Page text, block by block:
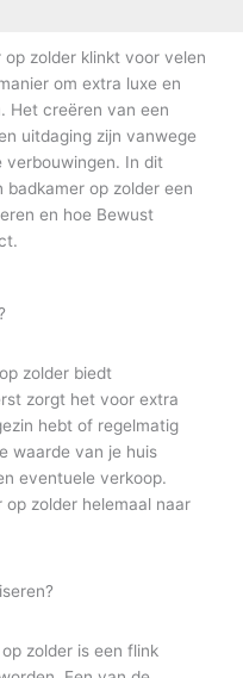
zolder klinkt voor velen
om extra luxe en
Het creëren van een
uitdaging zijn vanwege
verbouwingen. In dit
op zolder een
en hoe Bewust
zolder biedt
zorgt het voor extra
hebt of regelmatig
waarde van je huis
eventuele verkoop.
op zolder helemaal naar
zolder is een flink